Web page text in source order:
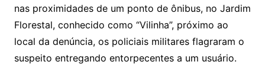
nas proximidades de um ponto de ônibus, no Jardim
Florestal, conhecido como “Vilinha”, próximo ao
local da denúncia, os policiais militares flagraram o
suspeito entregando entorpecentes a um usuário.